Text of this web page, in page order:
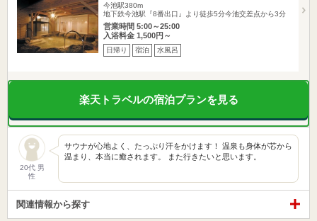
今池駅380m
地下鉄今池駅『8番出口』より徒歩5分今池交差点から3分
営業時間 5:00～25:00
入浴料金 1,500円～
日帰り 宿泊 水風呂
楽天トラベルの宿泊プランを見る
20代 男
性
サウナが心地よく、たっぷり汗をかけます！ 温泉も身体が芯から
温まり、本当に癒されます。 また行きたいと思います。
関連情報から探す